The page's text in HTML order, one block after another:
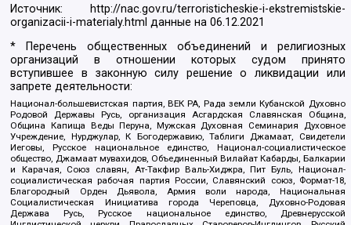
Источник:
http://nac.gov.ru/terroristicheskie-i-ekstremistskie-
organizacii-i-materialy.html данные на06.12.2021
* Перечень общественных объединений и религиозных
организаций в отношении которых судом принято
вступившее в законную силу решение о ликвидации или
запрете деятельности:
Национал-большевистская партия, ВЕК РА, Рада земли Кубанской Духовно
Родовой Державы Русь, организация Асгардская Славянская Община,
Община Капища Веды Перуна, Мужская Духовная Семинария Духовное
Учреждение, Нурджулар, К Богодержавию, Таблиги Джамаат, Свидетели
Иеговы, Русское национальное единство, Национал-социалистическое
общество, Джамаат мувахидов, Объединенный Вилайат Кабарды, Балкарии
и Карачая, Союз славян, Ат-Такфир Валь-Хиджра, Пит Буль, Национал-
социалистическая рабочая партия России, Славянский союз, Формат-18,
Благородный Орден Дьявола, Армия воли народа, Национальная
Социалистическая Инициатива города Череповца, Духовно-Родовая
Держава Русь, Русское национальное единство, Древнерусской